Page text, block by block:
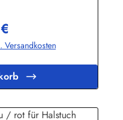
Preis:
Versandkosten